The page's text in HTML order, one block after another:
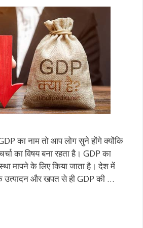
का नाम तो आप लोग सुने होंगे क्योंकि
का विषय बना रहता है। GDP का
मापने के लिए किया जाता है। देश में
उत्पादन और खपत से ही GDP की …